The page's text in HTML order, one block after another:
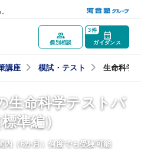
個別相談 ガイダンス
3件
講座 模試・テスト 生命科学
生命科学テストバ
準編）
内（6か月）何度でも受験可能